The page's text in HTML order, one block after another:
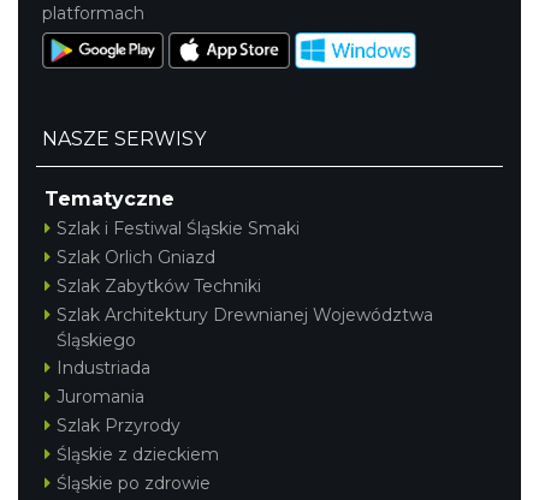
platformach
NASZE SERWISY
Tematyczne
Szlak i Festiwal Śląskie Smaki
Szlak Orlich Gniazd
Szlak Zabytków Techniki
Szlak Architektury Drewnianej Województwa
Śląskiego
Industriada
Juromania
Szlak Przyrody
Śląskie z dzieckiem
Śląskie po zdrowie